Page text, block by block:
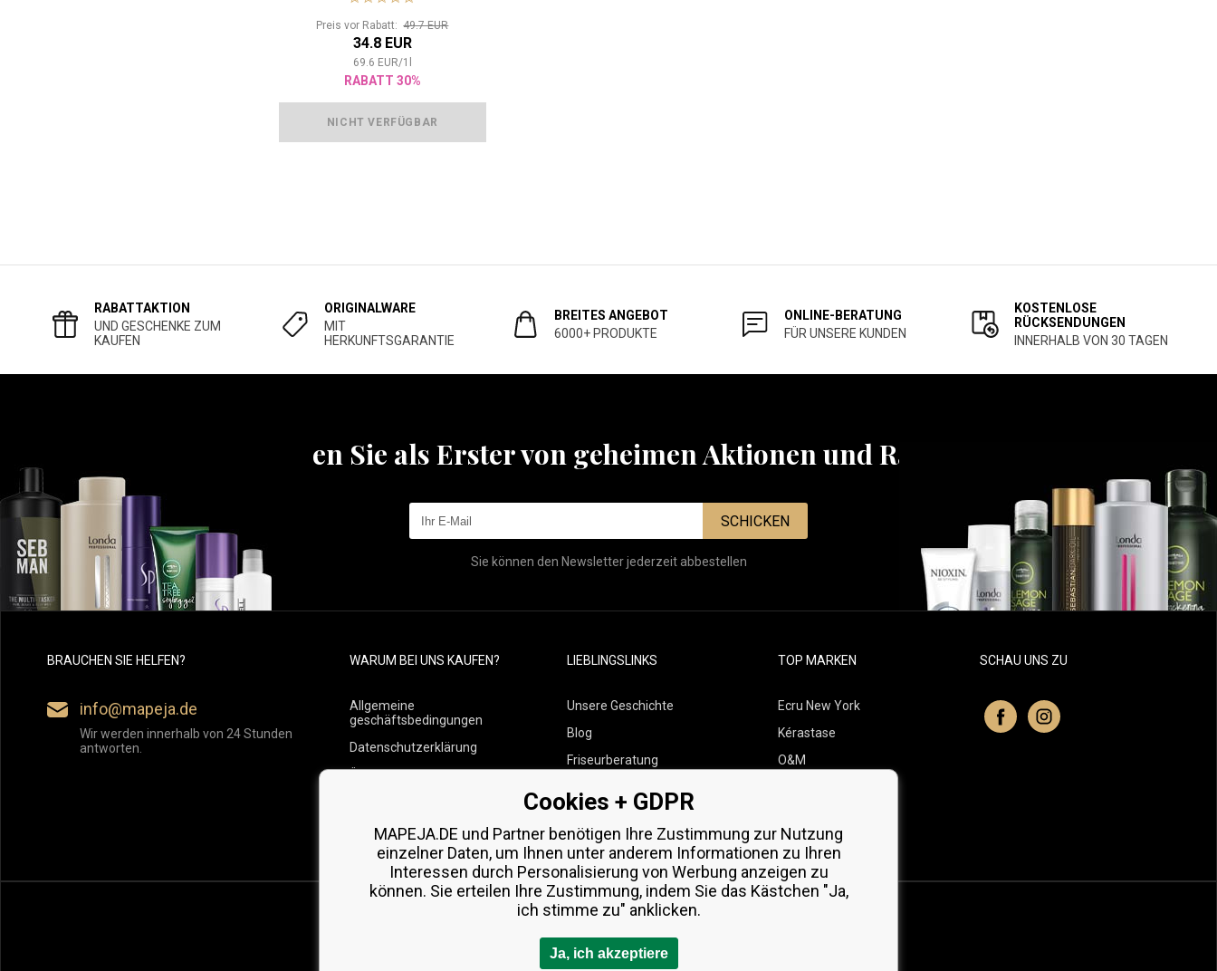
Preis vor Rabatt:49.7 EUR
34.8 EUR
69.6 EUR/1
RABATT 30%
NICHT VERFÜGBAR
RABATTAKTION
UND GESCHENKE ZUM
KAUFEN
ORIGINALWARE
MIT
HERKUNFTSGARANTIE
BREITES ANGEBOT
6000+ PRODUKTE
ONLINE-BERATUNG
FÜR UNSERE KUNDEN
KOSTENLOSE
RÜCKSENDUNGEN
INNERHALB VON 30 TAGEN
Erfahren Sie als Erster von geheimen Aktionen und Rabatten
SCHICKEN
Sie können den Newsletter jederzeit abbestellen
BRAUCHEN SIE HELFEN?
info@mapeja.de
Wir werden innerhalb von 24 Stunden
antworten.
WARUM BEI UNS KAUFEN?
Allgemeine
geschäftsbedingungen
Datenschutzerklärung
Übersicht über Zahlungen und
LIEBLINGSLINKS
Unsere Geschichte
Blog
Friseurberatung
Kostenlose Produktproben
TOP MARKEN
Ecru New York
Kérastase
O&M
Zenz Organic
SCHAU UNS ZU
Cookies + GDPR
MAPEJA.DE und Partner benötigen Ihre Zustimmung zur Nutzung
einzelner Daten, um Ihnen unter anderem Informationen zu Ihren
Interessen durch Personalisierung von Werbung anzeigen zu
können. Sie erteilen Ihre Zustimmung, indem Sie das Kästchen "Ja,
ich stimme zu" anklicken.
Ja, ich akzeptiere